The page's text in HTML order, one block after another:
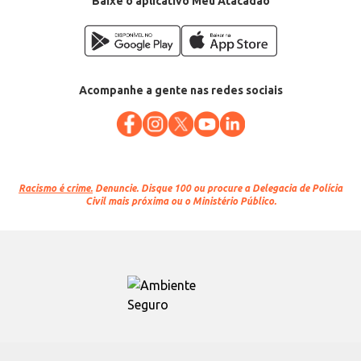
Acompanhe a gente nas redes sociais
Racismo é crime. Denuncie. Disque 100 ou procure a Delegacia de Polícia
Civil mais próxima ou o Ministério Público.